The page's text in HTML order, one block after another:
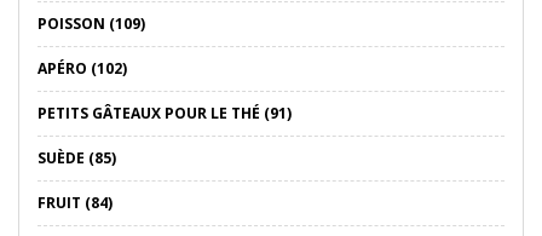
POISSON (109)
APÉRO (102)
PETITS GÂTEAUX POUR LE THÉ (91)
SUÈDE (85)
FRUIT (84)